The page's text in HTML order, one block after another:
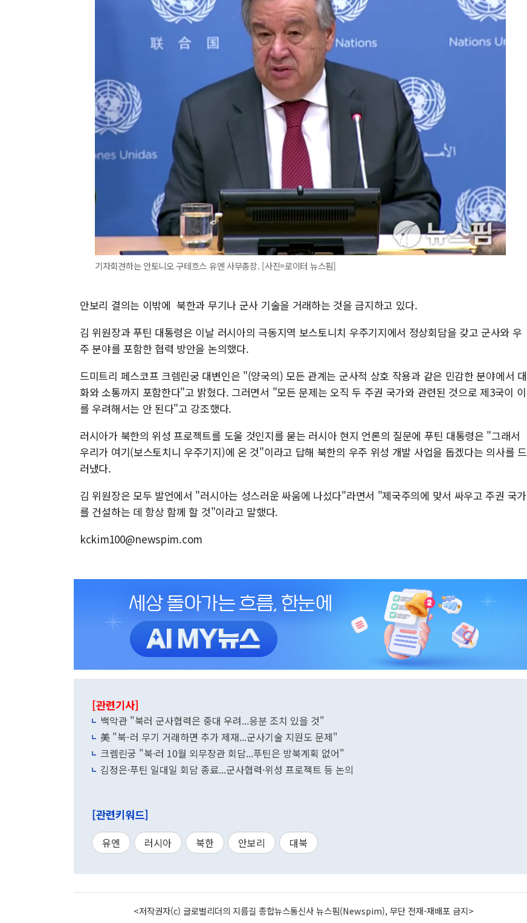
기자회견하는 안토니오 구테흐스 유엔 사무총장. [사진=로이터 뉴스핌]
안보리 결의는 이밖에 북한과 무기나 군사 기술을 거래하는 것을 금지하고 있다.
김 위원장과 푸틴 대통령은 이날 러시아의 극동지역 보스토니치 우주기지에서 정상회담을 갖고 군사와 우
주 분야를 포함한 협력 방안을 논의했다.
드미트리 페스코프 크렘린궁 대변인은 "(양국의) 모든 관계는 군사적 상호 작용과 같은 민감한 분야에서 대
화와 소통까지 포함한다"고 밝혔다. 그러면서 "모든 문제는 오직 두 주권 국가와 관련된 것으로 제3국이 이
를 우려해서는 안 된다"고 강조했다.
러시아가 북한의 위성 프로젝트를 도울 것인지를 묻는 러시아 현지 언론의 질문에 푸틴 대통령은 "그래서
우리가 여기(보스토치니 우주기지)에 온 것"이라고 답해 북한의 우주 위성 개발 사업을 돕겠다는 의사를 드
러냈다.
김 위원장은 모두 발언에서 "러시아는 성스러운 싸움에 나섰다"라면서 "제국주의에 맞서 싸우고 주권 국가
를 건설하는 데 항상 함께 할 것"이라고 말했다.
kckim100@newspim.com
[관련기사]
백악관 "북러 군사협력은 중대 우려...응분 조치 있을 것"
美 "북-러 무기 거래하면 추가 제재...군사기술 지원도 문제"
크렘린궁 "북·러 10월 외무장관 회담...푸틴은 방북계획 없어"
김정은·푸틴 일대일 회담 종료...군사협력·위성 프로젝트 등 논의
[관련키워드]
유엔 러시아 북한 안보리 대북
<저작권자(c) 글로벌리더의 지름길 종합뉴스통신사 뉴스핌(Newspim), 무단 전재-재배포 금지>